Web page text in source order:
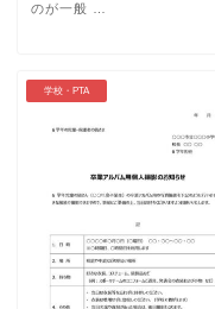
のが一般 …
学校・PTA